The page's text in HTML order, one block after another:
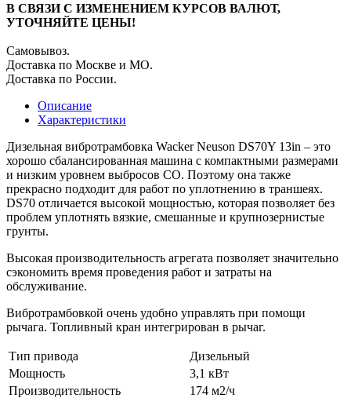
В СВЯЗИ С ИЗМЕНЕНИЕМ КУРСОВ ВАЛЮТ,
УТОЧНЯЙТЕ ЦЕНЫ!
Самовывоз.
Доставка по Москве и МО.
Доставка по России.
Описание
Характеристики
Дизельная вибротрамбовка Wacker Neuson DS70Y 13in – это
хорошо сбалансированная машина с компактными размерами
и низким уровнем выбросов CO. Поэтому она также
прекрасно подходит для работ по уплотнению в траншеях.
DS70 отличается высокой мощностью, которая позволяет без
проблем уплотнять вязкие, смешанные и крупнозернистые
грунты.
Высокая производительность агрегата позволяет значительно
сэкономить время проведения работ и затраты на
обслуживание.
Вибротрамбовкой очень удобно управлять при помощи
рычага. Топливный кран интегрирован в рычаг.
Тип привода
Дизельный
Мощность
3,1 кВт
Производительность
174 м2/ч